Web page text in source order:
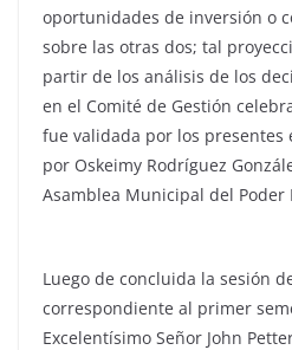
oportunidades de inversión o
sobre las otras dos; tal
partir de los análisis de los
en el Comité de Gestión
fue validada por los presentes
por Oskeimy Rodríguez
Asamblea Municipal del Poder
Luego de concluida la sesión
correspondiente al primer
Excelentísimo Señor John